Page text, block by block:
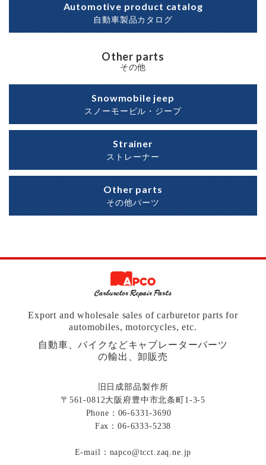
Automotive product catalog
自動車製品カタログ
Other parts
その他
Snowmobile jeep
スノーモービル・ジープ
Strainer
ストレーナー
Other parts
その他パーツ
Export and wholesale sales of carburetor parts for
automobiles, motorcycles, etc.
自動車、バイクなどキャブレーターパーツ
の輸出、卸販売
旧日成部品製作所
〒561-0812大阪府豊中市北条町1-3-5
Phone： 06-6331-3690
Fax：06-6333-5238
E-mail： napco@tcct.zaq.ne.jp